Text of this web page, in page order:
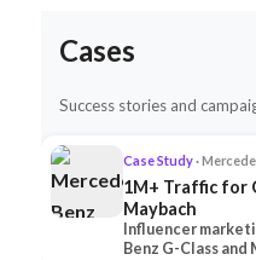
Cases
Success stories and
Case Study·
1M+ Traffic for
Maybach
Influencer
Benz G-Class